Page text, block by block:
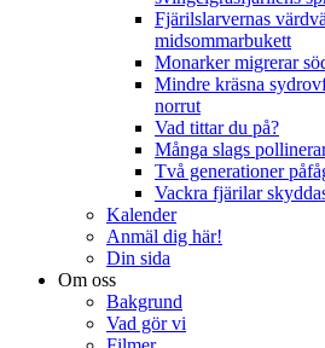
Fjärilslarvernas
midsommarbukett
Monarker migrerar
Mindre kräsna
norrut
Vad tittar du på?
Många slags
Två generationer
Vackra fjärilar
Kalender
Anmäl dig här!
Din sida
Om oss
Bakgrund
Vad gör vi